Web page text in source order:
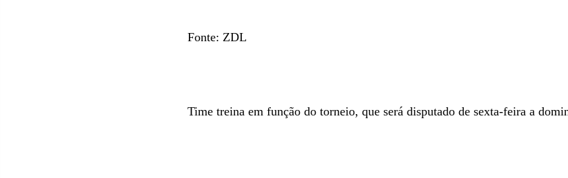
Fonte: ZDL
Time treina em função do torneio, que será disputado de sexta-feira a